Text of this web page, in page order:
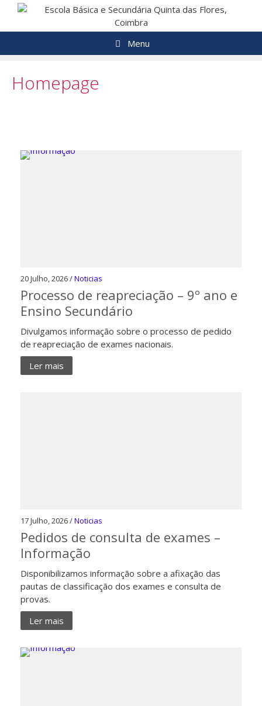
Menu
Homepage
20 Julho, 2026 /Noticias
Processo de reapreciação – 9º ano e
Ensino Secundário
Divulgamos informação sobre o processo de pedido
de reapreciação de exames nacionais.
Ler mais
17 Julho, 2026 /Noticias
Pedidos de consulta de exames –
Informação
Disponibilizamos informação sobre a afixação das
pautas de classificação dos exames e consulta de
provas.
Ler mais